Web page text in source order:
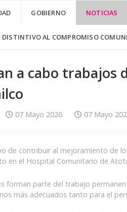
GOBIERNO NOTICIAS
AL COMPROMISO
a cabo
07 Mayo 2026 07 Mayo
de contribuir al mejoramiento de
en el Hospital Comunitario de
forman parte del trabajo
más adecuados tanto para el